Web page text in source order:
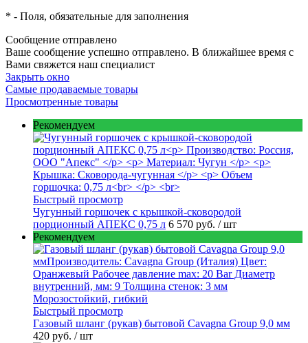
* - Поля, обязательные для заполнения
Сообщение отправлено
Ваше сообщение успешно отправлено. В ближайшее время с
Вами свяжется наш специалист
Закрыть окно
Самые продаваемые товары
Просмотренные товары
Рекомендуем
Быстрый просмотр
Чугунный горшочек с крышкой-сковородой
порционный АПЕКС 0,75 л 6 570 руб. / шт
Рекомендуем
Быстрый просмотр
Газовый шланг (рукав) бытовой Cavagna Group 9,0 мм
420 руб. / шт